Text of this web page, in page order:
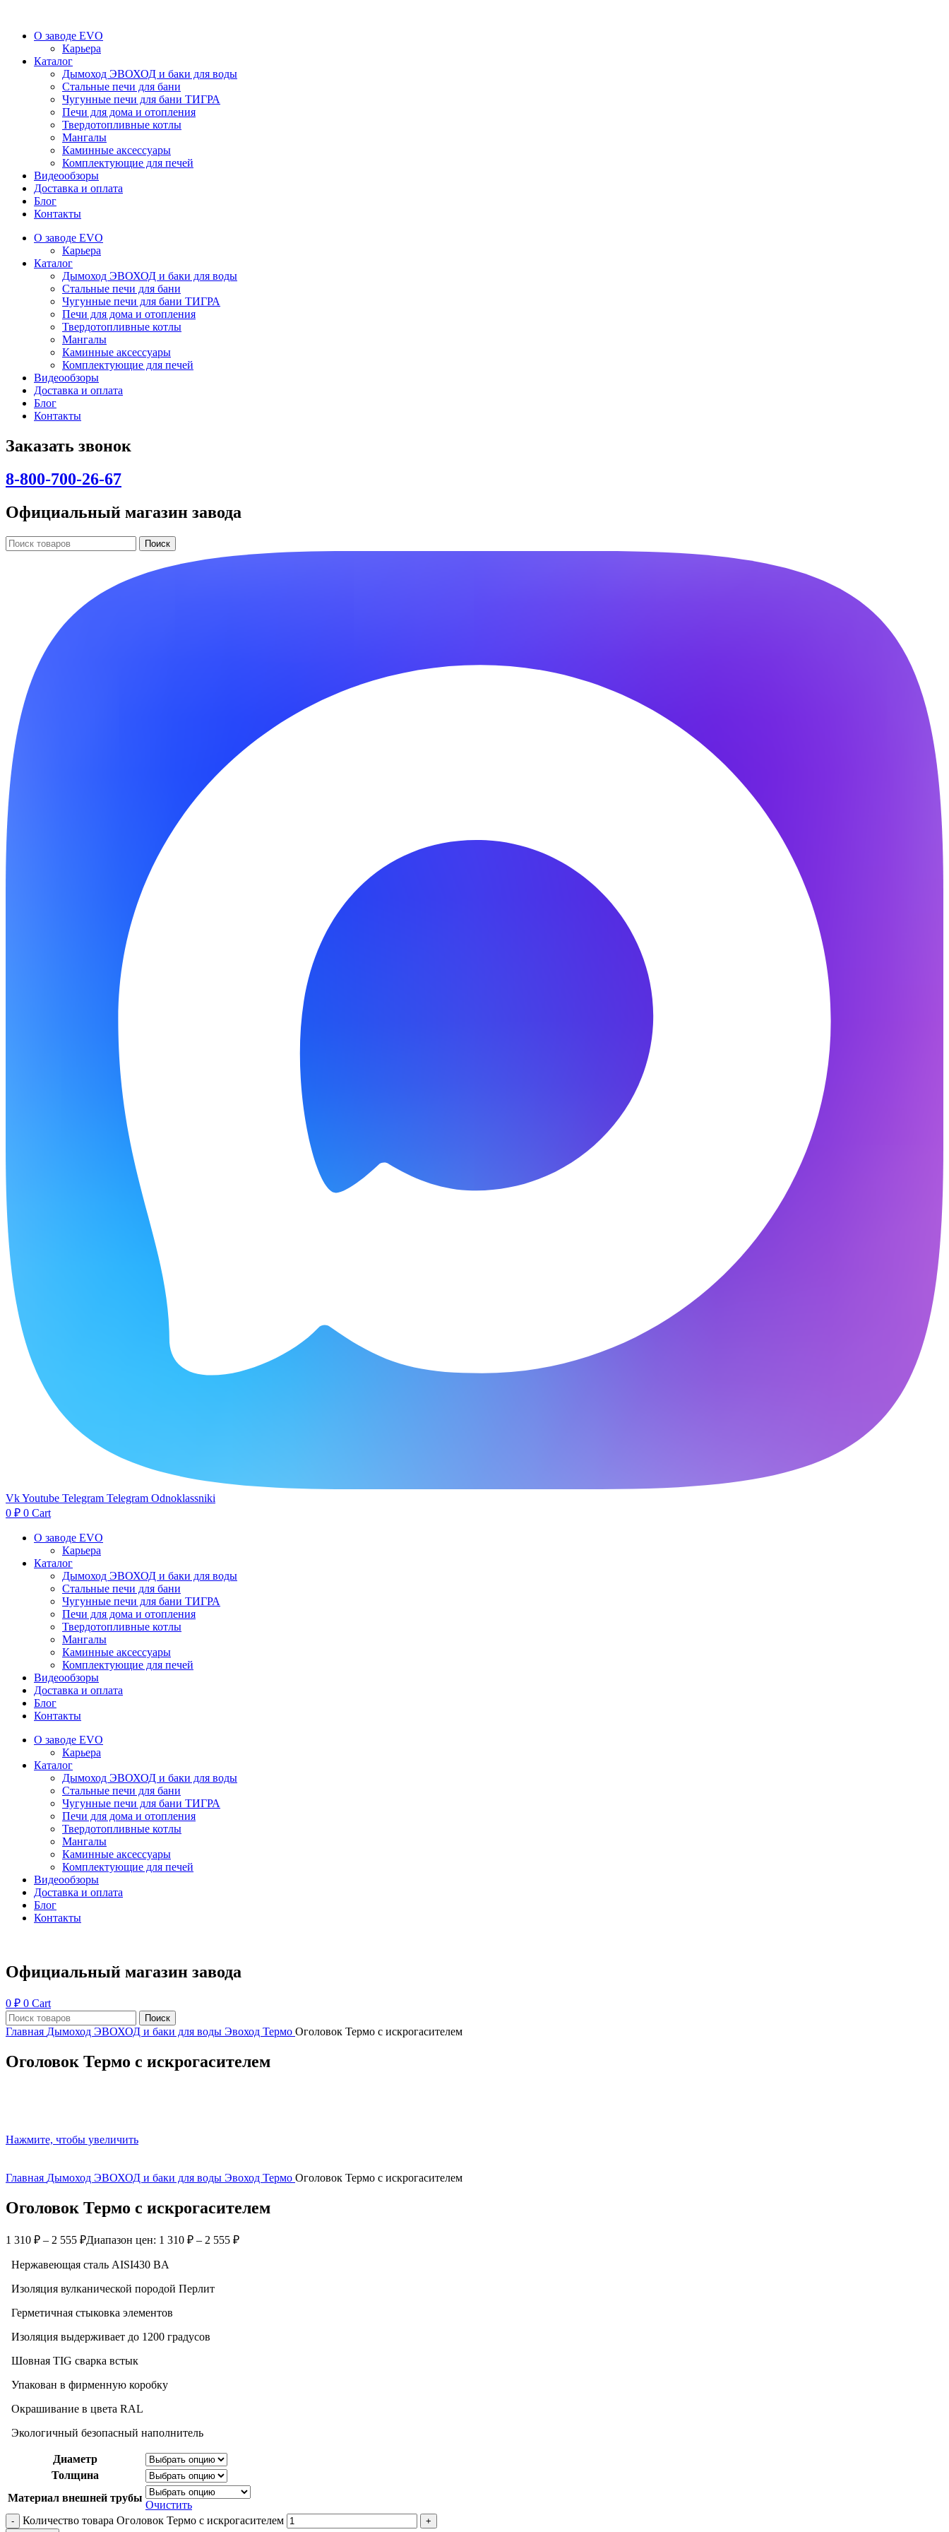
О заводе EVO
Карьера
Каталог
Дымоход ЭВОХОД и баки для воды
Стальные печи для бани
Чугунные печи для бани ТИГРА
Печи для дома и отопления
Твердотопливные котлы
Мангалы
Каминные аксессуары
Комплектующие для печей
Видеообзоры
Доставка и оплата
Блог
Контакты
О заводе EVO
Карьера
Каталог
Дымоход ЭВОХОД и баки для воды
Стальные печи для бани
Чугунные печи для бани ТИГРА
Печи для дома и отопления
Твердотопливные котлы
Мангалы
Каминные аксессуары
Комплектующие для печей
Видеообзоры
Доставка и оплата
Блог
Контакты
Заказать звонок
8-800-700-26-67
Официальный магазин завода
Поиск
VkYoutube Telegram Telegram Odnoklassniki
0 ₽ 0 Cart
О заводе EVO
Карьера
Каталог
Дымоход ЭВОХОД и баки для воды
Стальные печи для бани
Чугунные печи для бани ТИГРА
Печи для дома и отопления
Твердотопливные котлы
Мангалы
Каминные аксессуары
Комплектующие для печей
Видеообзоры
Доставка и оплата
Блог
Контакты
О заводе EVO
Карьера
Каталог
Дымоход ЭВОХОД и баки для воды
Стальные печи для бани
Чугунные печи для бани ТИГРА
Печи для дома и отопления
Твердотопливные котлы
Мангалы
Каминные аксессуары
Комплектующие для печей
Видеообзоры
Доставка и оплата
Блог
Контакты
Официальный магазин завода
0 ₽ 0 Cart
Поиск
Главная Дымоход ЭВОХОД и баки для воды Эвоход Термо Оголовок Термо с искрогасителем
Оголовок Термо с искрогасителем
Нажмите, чтобы увеличить
Главная Дымоход ЭВОХОД и баки для воды Эвоход Термо Оголовок Термо с искрогасителем
Оголовок Термо с искрогасителем
1 310 ₽ – 2 555 ₽Диапазон цен: 1 310 ₽ – 2 555 ₽
Нержавеющая сталь AISI430 BA
Изоляция вулканической породой Перлит
Герметичная стыковка элементов
Изоляция выдерживает до 1200 градусов
Шовная TIG сварка встык
Упакован в фирменную коробку
Окрашивание в цвета RAL
Экологичный безопасный наполнитель
Диаметр
Толщина
Материал внешней трубы
Очистить
Количество товара Оголовок Термо с искрогасителем